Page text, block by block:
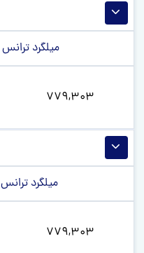
میلگرد ترانس 65 فولاد آلیاژی یزد
779,303
میلگرد ترانس 70 فولاد آلیاژی یزد
779,303